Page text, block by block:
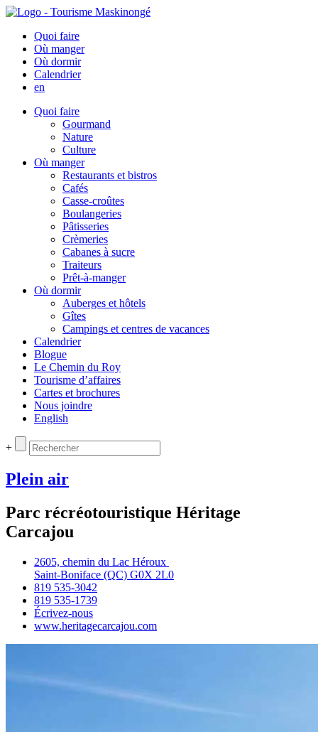
Quoi faire
Où manger
Où dormir
Calendrier
en
Quoi faire
Gourmand
Nature
Culture
Où manger
Restaurants et bistros
Cafés
Casse-croûtes
Boulangeries
Pâtisseries
Crèmeries
Cabanes à sucre
Traiteurs
Prêt-à-manger
Où dormir
Auberges et hôtels
Gîtes
Campings et centres de vacances
Calendrier
Blogue
Le Chemin du Roy
Tourisme d’affaires
Cartes et brochures
Nous joindre
English
+
Plein air
Parc récréotouristique Héritage
Carcajou
2605, chemin du Lac Héroux
Saint‑Boniface (QC) G0X 2L0
819 535‑3042
819 535‑1739
Écrivez‑nous
www.heritagecarcajou.com